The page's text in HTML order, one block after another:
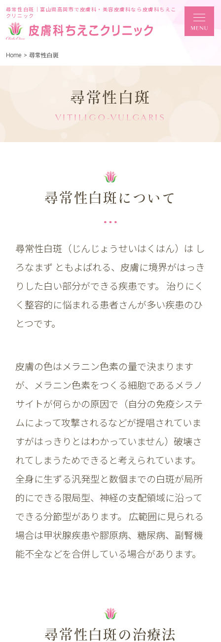
尋常性白斑｜富山県高岡市で皮膚科・美容皮膚科なら皮膚科ちえこ
クリニック
Home > 尋常性白斑
尋常性白斑
VITILIGO-VULGARIS
尋常性白斑について
尋常性白斑（じんじょうせいはくはん）は し
ろなまず ともよばれる、皮膚に境界がはっき
りした白い部分ができる疾患です。 治りにく
く整容的に悩まれる患者さんが多い疾患のひ
とつです。
皮膚の色はメラニン色素の量で決まります
が、メラニン色素をつくる細胞であるメラノ
サイトが何らかの原因で（自分の免疫システ
ムによって攻撃されるなどが提唱されていま
すがはっきりとはわかっていません）破壊さ
れてしまうためできると考えられています。
全身に生ずる汎発型と数個までの白斑が局所
的にできる限局型、神経の支配領域に沿って
できる分節型があります。 広範囲に見られる
場合は甲状腺疾患や膠原病、糖尿病、副腎機
能不全などを合併している場合があります。
尋常性白斑の治療法